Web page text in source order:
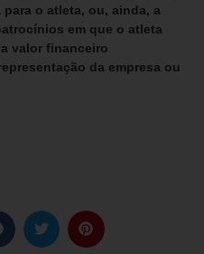
o atleta, ou, ainda, a
em que o atleta
valor financeiro
da empresa ou